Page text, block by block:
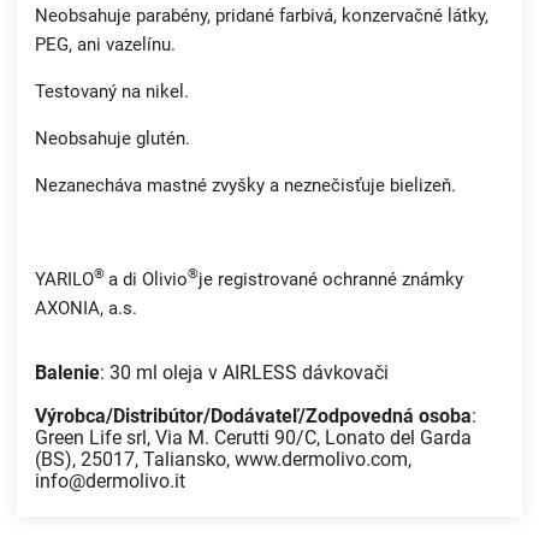
Neobsahuje parabény, pridané farbivá, konzervačné látky,
PEG, ani vazelínu.
Testovaný na nikel.
Neobsahuje glutén.
Nezanecháva mastné zvyšky a neznečisťuje bielizeň.
YARILO® a di Olivio®je registrované ochranné známky
AXONIA, a.s.
Balenie: 30 ml oleja v AIRLESS dávkovači
Výrobca/Distribútor/Dodávateľ/Zodpovedná osoba:
Green Life srl, Via M. Cerutti 90/C, Lonato del Garda
(BS), 25017, Taliansko, www.dermolivo.com,
info@dermolivo.it